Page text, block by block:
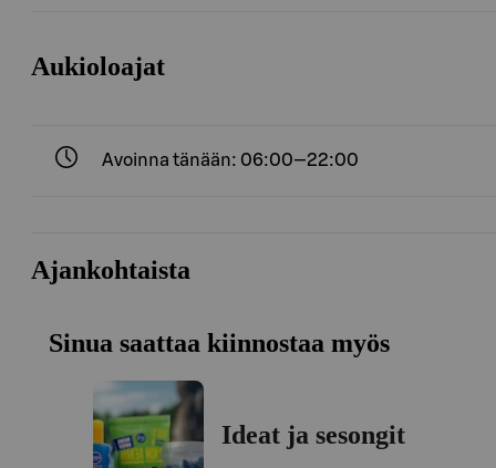
Aukioloajat
Avoinna tänään: 06:00—22:00
Ajankohtaista
Sinua saattaa kiinnostaa myös
Ideat ja sesongit